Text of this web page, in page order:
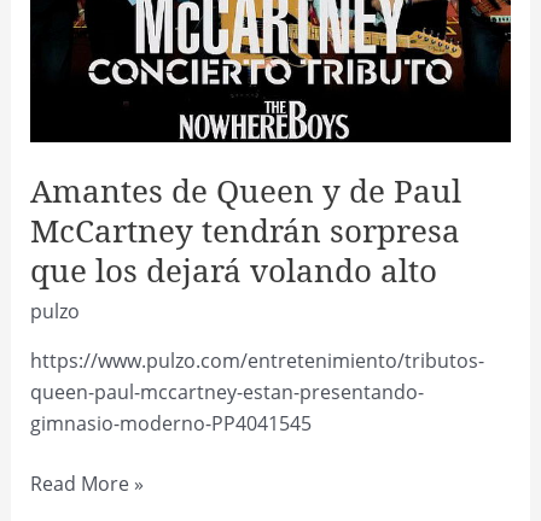
Amantes de Queen y de Paul
McCartney tendrán sorpresa
que los dejará volando alto
pulzo
https://www.pulzo.com/entretenimiento/tributos-
queen-paul-mccartney-estan-presentando-
gimnasio-moderno-PP4041545
Amantes
Read More »